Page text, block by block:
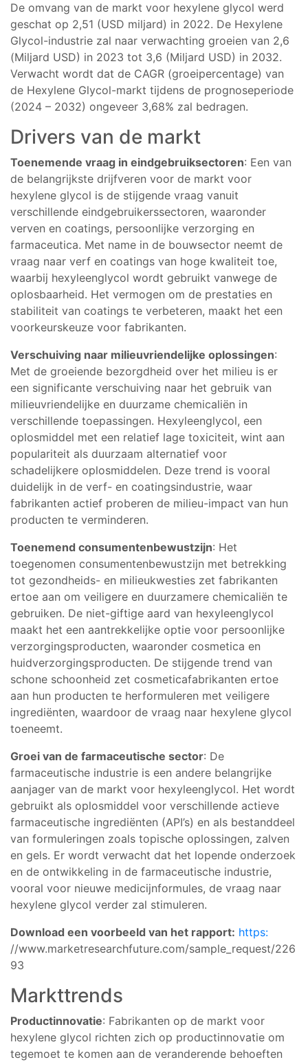
De omvang van de markt voor hexylene glycol werd
geschat op 2,51 (USD miljard) in 2022. De Hexylene
Glycol-industrie zal naar verwachting groeien van 2,6
(Miljard USD) in 2023 tot 3,6 (Miljard USD) in 2032.
Verwacht wordt dat de CAGR (groeipercentage) van
de Hexylene Glycol-markt tijdens de prognoseperiode
(2024 – 2032) ongeveer 3,68% zal bedragen.
Drivers van de markt
Toenemende vraag in eindgebruiksectoren: Een van
de belangrijkste drijfveren voor de markt voor
hexylene glycol is de stijgende vraag vanuit
verschillende eindgebruikerssectoren, waaronder
verven en coatings, persoonlijke verzorging en
farmaceutica. Met name in de bouwsector neemt de
vraag naar verf en coatings van hoge kwaliteit toe,
waarbij hexyleenglycol wordt gebruikt vanwege de
oplosbaarheid. Het vermogen om de prestaties en
stabiliteit van coatings te verbeteren, maakt het een
voorkeurskeuze voor fabrikanten.
Verschuiving naar milieuvriendelijke oplossingen:
Met de groeiende bezorgdheid over het milieu is er
een significante verschuiving naar het gebruik van
milieuvriendelijke en duurzame chemicaliën in
verschillende toepassingen. Hexyleenglycol, een
oplosmiddel met een relatief lage toxiciteit, wint aan
populariteit als duurzaam alternatief voor
schadelijkere oplosmiddelen. Deze trend is vooral
duidelijk in de verf- en coatingsindustrie, waar
fabrikanten actief proberen de milieu-impact van hun
producten te verminderen.
Toenemend consumentenbewustzijn: Het
toegenomen consumentenbewustzijn met betrekking
tot gezondheids- en milieukwesties zet fabrikanten
ertoe aan om veiligere en duurzamere chemicaliën te
gebruiken. De niet-giftige aard van hexyleenglycol
maakt het een aantrekkelijke optie voor persoonlijke
verzorgingsproducten, waaronder cosmetica en
huidverzorgingsproducten. De stijgende trend van
schone schoonheid zet cosmeticafabrikanten ertoe
aan hun producten te herformuleren met veiligere
ingrediënten, waardoor de vraag naar hexylene glycol
toeneemt.
Groei van de farmaceutische sector: De
farmaceutische industrie is een andere belangrijke
aanjager van de markt voor hexyleenglycol. Het wordt
gebruikt als oplosmiddel voor verschillende actieve
farmaceutische ingrediënten (API’s) en als bestanddeel
van formuleringen zoals topische oplossingen, zalven
en gels. Er wordt verwacht dat het lopende onderzoek
en de ontwikkeling in de farmaceutische industrie,
vooral voor nieuwe medicijnformules, de vraag naar
hexylene glycol verder zal stimuleren.
Download een voorbeeld van het rapport: https:
//www.marketresearchfuture.com/sample_request/226
93
Markttrends
Productinnovatie: Fabrikanten op de markt voor
hexylene glycol richten zich op productinnovatie om
tegemoet te komen aan de veranderende behoeften